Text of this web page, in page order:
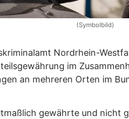
(Symbolbild)
Nordrhein-
im
an mehreren Orten im
gewährte und nicht